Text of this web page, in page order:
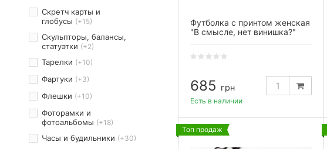
Футболка с принтом женская
"В смысле, нет винишка?"
685 грн
Есть в наличии
Топ продаж
Скретч карты и
глобусы (+15)
Скульпторы, балансы,
статуэтки (+2)
Тарелки (+10)
Фартуки (+3)
Флешки (+10)
Фоторамки и
фотоальбомы (+18)
Часы и будильники (+30)